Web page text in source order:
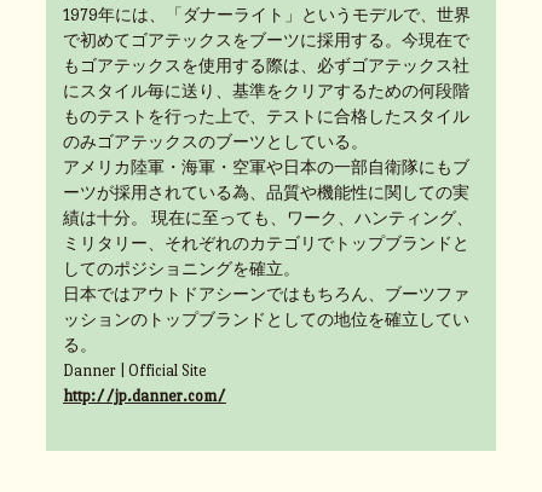
1979年には、「ダナーライト」というモデルで、世界
で初めてゴアテックスをブーツに採用する。今現在で
もゴアテックスを使用する際は、必ずゴアテックス社
にスタイル毎に送り、基準をクリアするための何段階
ものテストを行った上で、テストに合格したスタイル
のみゴアテックスのブーツとしている。
アメリカ陸軍・海軍・空軍や日本の一部自衛隊にもブ
ーツが採用されている為、品質や機能性に関しての実
績は十分。 現在に至っても、ワーク、ハンティング、
ミリタリー、それぞれのカテゴリでトップブランドと
してのポジショニングを確立。
日本ではアウトドアシーンではもちろん、ブーツファ
ッションのトップブランドとしての地位を確立してい
る。
Danner | Official Site
http://jp.danner.com/